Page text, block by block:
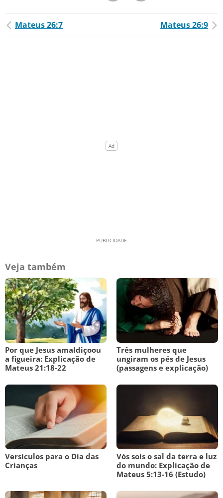
Mateus 26:7 Mateus 26:9
Veja também
Por que Jesus amaldiçoou
a figueira: Explicação de
Mateus 21:18-22
Três mulheres que
ungiram os pés de Jesus
(passagens e explicação)
Versículos para o Dia das
Crianças
Vós sois o sal da terra e luz
do mundo: Explicação de
Mateus 5:13-16 (Estudo)